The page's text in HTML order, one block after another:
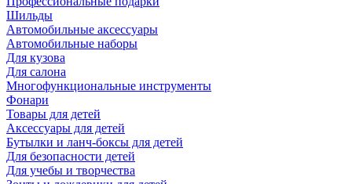
Шильды
Автомобильные аксессуары
Автомобильные наборы
Для кузова
Для салона
Многофункциональные инструменты
Фонари
Товары для детей
Аксессуары для детей
Бутылки и ланч-боксы для детей
Для безопасности детей
Для учебы и творчества